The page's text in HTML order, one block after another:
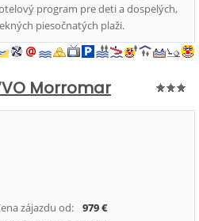
program pre deti a dospelých,
piesočnatých plaži.
Morromar
zájazdu od:
979 €